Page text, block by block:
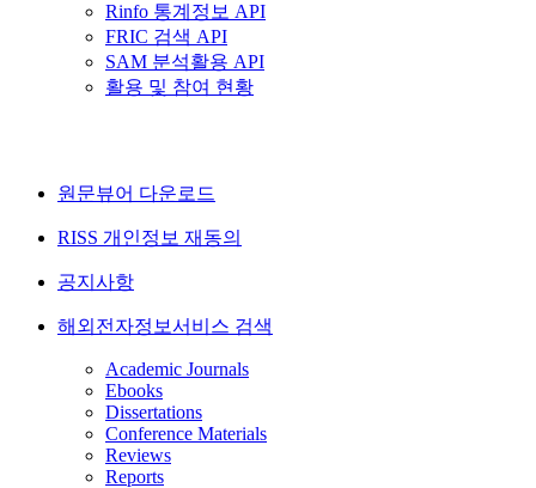
Rinfo 통계정보 API
FRIC 검색 API
SAM 분석활용 API
활용 및 참여 현황
원문뷰어 다운로드
RISS 개인정보 재동의
공지사항
해외전자정보서비스 검색
Academic Journals
Ebooks
Dissertations
Conference Materials
Reviews
Reports